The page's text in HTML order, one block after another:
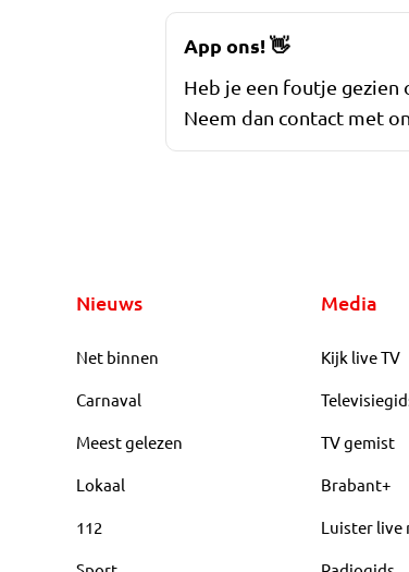
App ons!👋
Heb je een foutje
Neem dan contact met
Nieuws
Net binnen
Carnaval
Meest gelezen
Lokaal
112
Media
Kijk live TV
TV gemist
Brabant+
Luister live